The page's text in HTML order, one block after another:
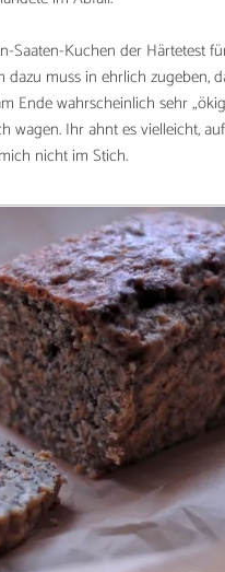
Saaten-Kuchen der Härtetest
dazu muss in ehrlich zugeben,
Ende wahrscheinlich sehr
wagen. Ihr ahnt es vielleicht,
nicht im Stich.